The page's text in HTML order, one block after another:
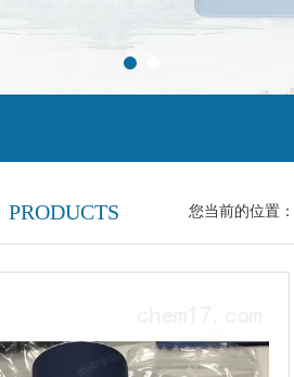
PRODUCTS 您当前的位置：